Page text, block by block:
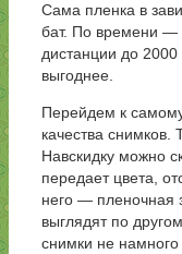
Сама пленка в
бат. По времени —
дистанции до
выгоднее.
Перейдем к
качества снимков.
Навскидку можно
передает цвета,
него — пленочная
выглядят по
снимки не